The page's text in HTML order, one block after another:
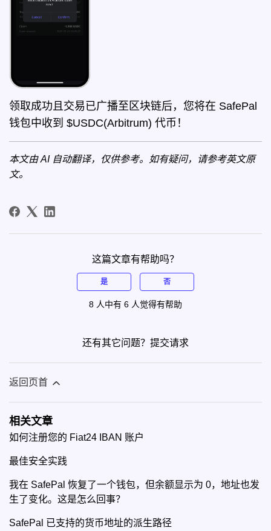
领取成功且交易已广播至区块链后，您将在 SafePal
钱包中收到 $USDC(Arbitrum) 代币！
本文由 AI 自动翻译，仅供参考。如有疑问，请参考英文原
文。
这篇文章有帮助吗？
是 否
8 人中有 6 人觉得有帮助
还有其它问题？ 提交请求
返回页首
相关文章
如何注册您的 Fiat24 IBAN 账户
最佳安全实践
我在 SafePal 恢复了一个钱包，但余额显示为 0，地址也发
生了变化。这是怎么回事？
SafePal 已支持的货币地址的派生路径